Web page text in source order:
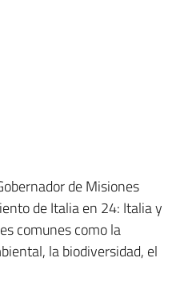
de Misiones
de Italia en 24: Italia y
comunes como la
la biodiversidad, el